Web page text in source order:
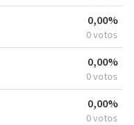
0,00%
0 votos
0,00%
0 votos
0,00%
0 votos